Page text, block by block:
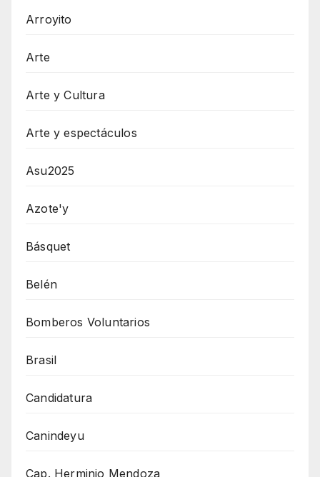
Arroyito
Arte
Arte y Cultura
Arte y espectáculos
Asu2025
Azote'y
Básquet
Belén
Bomberos Voluntarios
Brasil
Candidatura
Canindeyu
Cap. Herminio Mendoza